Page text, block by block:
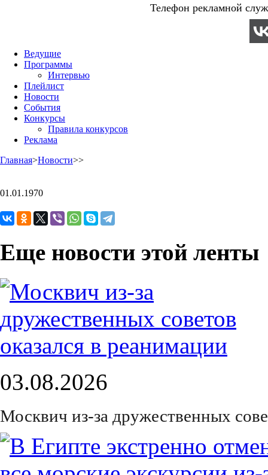
Телефон рекламной
Ведущие
Программы
Интервью
Плейлист
Новости
События
Конкурсы
Правила конкурсов
Реклама
Главная>Новости>>
01.01.1970
Еще новости этой ленты
03.08.2026
Москвич из-за дружественных